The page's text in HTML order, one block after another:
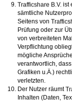
ist
sämtliche
Seitens von
Prüfung oder zur
von verbreiteten
Verpflichtung
mögliche
verantwortlich,
Grafiken u.Ä.)
verletzten.
Der Nutzer räumt
Inhalten (Daten,